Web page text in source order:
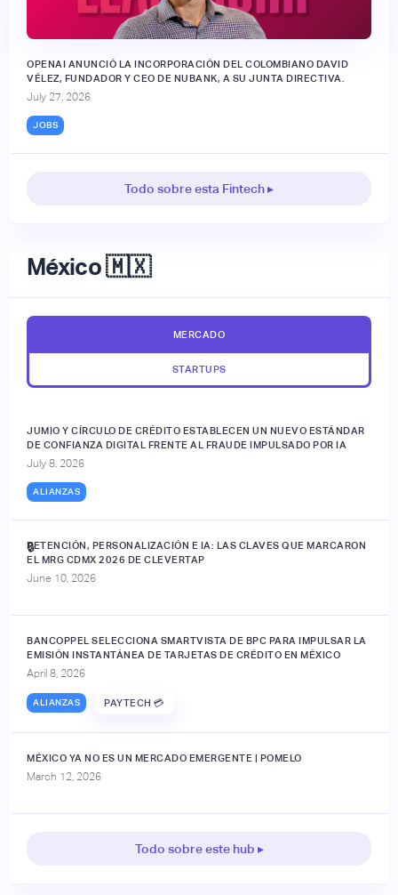
OPENAI ANUNCIÓ LA INCORPORACIÓN DEL COLOMBIANO DAVID
VÉLEZ, FUNDADOR Y CEO DE NUBANK, A SU JUNTA DIRECTIVA.
July 27, 2026
JOBS
Todo sobre esta Fintech ▸
México 🇲🇽
MERCADO
STARTUPS
JUMIO Y CÍRCULO DE CRÉDITO ESTABLECEN UN NUEVO ESTÁNDAR
DE CONFIANZA DIGITAL FRENTE AL FRAUDE IMPULSADO POR IA
July 8, 2026
ALIANZAS
RETENCIÓN, PERSONALIZACIÓN E IA: LAS CLAVES QUE MARCARON
EL MRG CDMX 2026 DE CLEVERTAP
June 10, 2026
🔒
BANCOPPEL SELECCIONA SMARTVISTA DE BPC PARA IMPULSAR LA
EMISIÓN INSTANTÁNEA DE TARJETAS DE CRÉDITO EN MÉXICO
April 8, 2026
ALIANZAS PAYTECH 💳
MÉXICO YA NO ES UN MERCADO EMERGENTE | POMELO
March 12, 2026
Todo sobre este hub ▸